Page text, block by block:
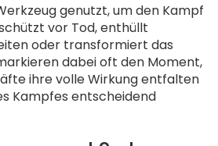
genutzt, um den Kampf
vor Tod, enthüllt
oder transformiert das
dabei oft den Moment,
ihre volle Wirkung entfalten
Kampfes entscheidend